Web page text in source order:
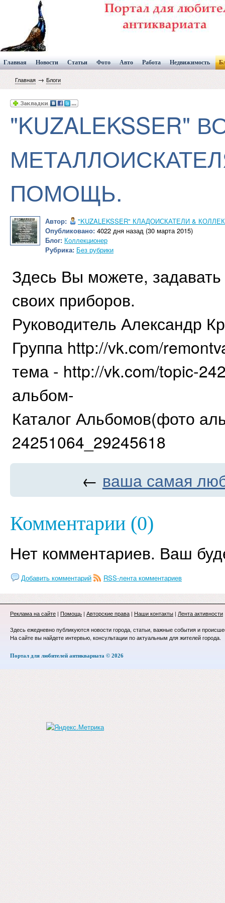
Главная Новости Статьи Фото Авто Работа Недвижимость
Главная → Блоги
"KUZALEKSSER"
ПОМОЩЬ.
Автор:
"KUZALEKSSER" КЛАДОИСКАТЕЛИ &
Опубликовано: 4022 дня назад (30 марта 2015)
Блог: Коллекционер
Рубрика: Без рубрики
Здесь Вы можете,
своих приборов.
Руководитель Александр
Группа http://vk.com/
тема - http://vk.com/topic-
альбом-
Каталог Альбомов(фото
24251064_29245618
← ваша самая
Комментарии (0)
Нет комментариев. Ваш
Добавить комментарий RSS-лента комментариев
Реклама на сайте | Помощь | Авторские права | Наши контакты | Лента активности
Здесь ежедневно публикуются новости города, статьи, важные события и
На сайте вы найдете интервью, консультации по актуальным для жителей города.
Портал для любителей антиквариата © 2026